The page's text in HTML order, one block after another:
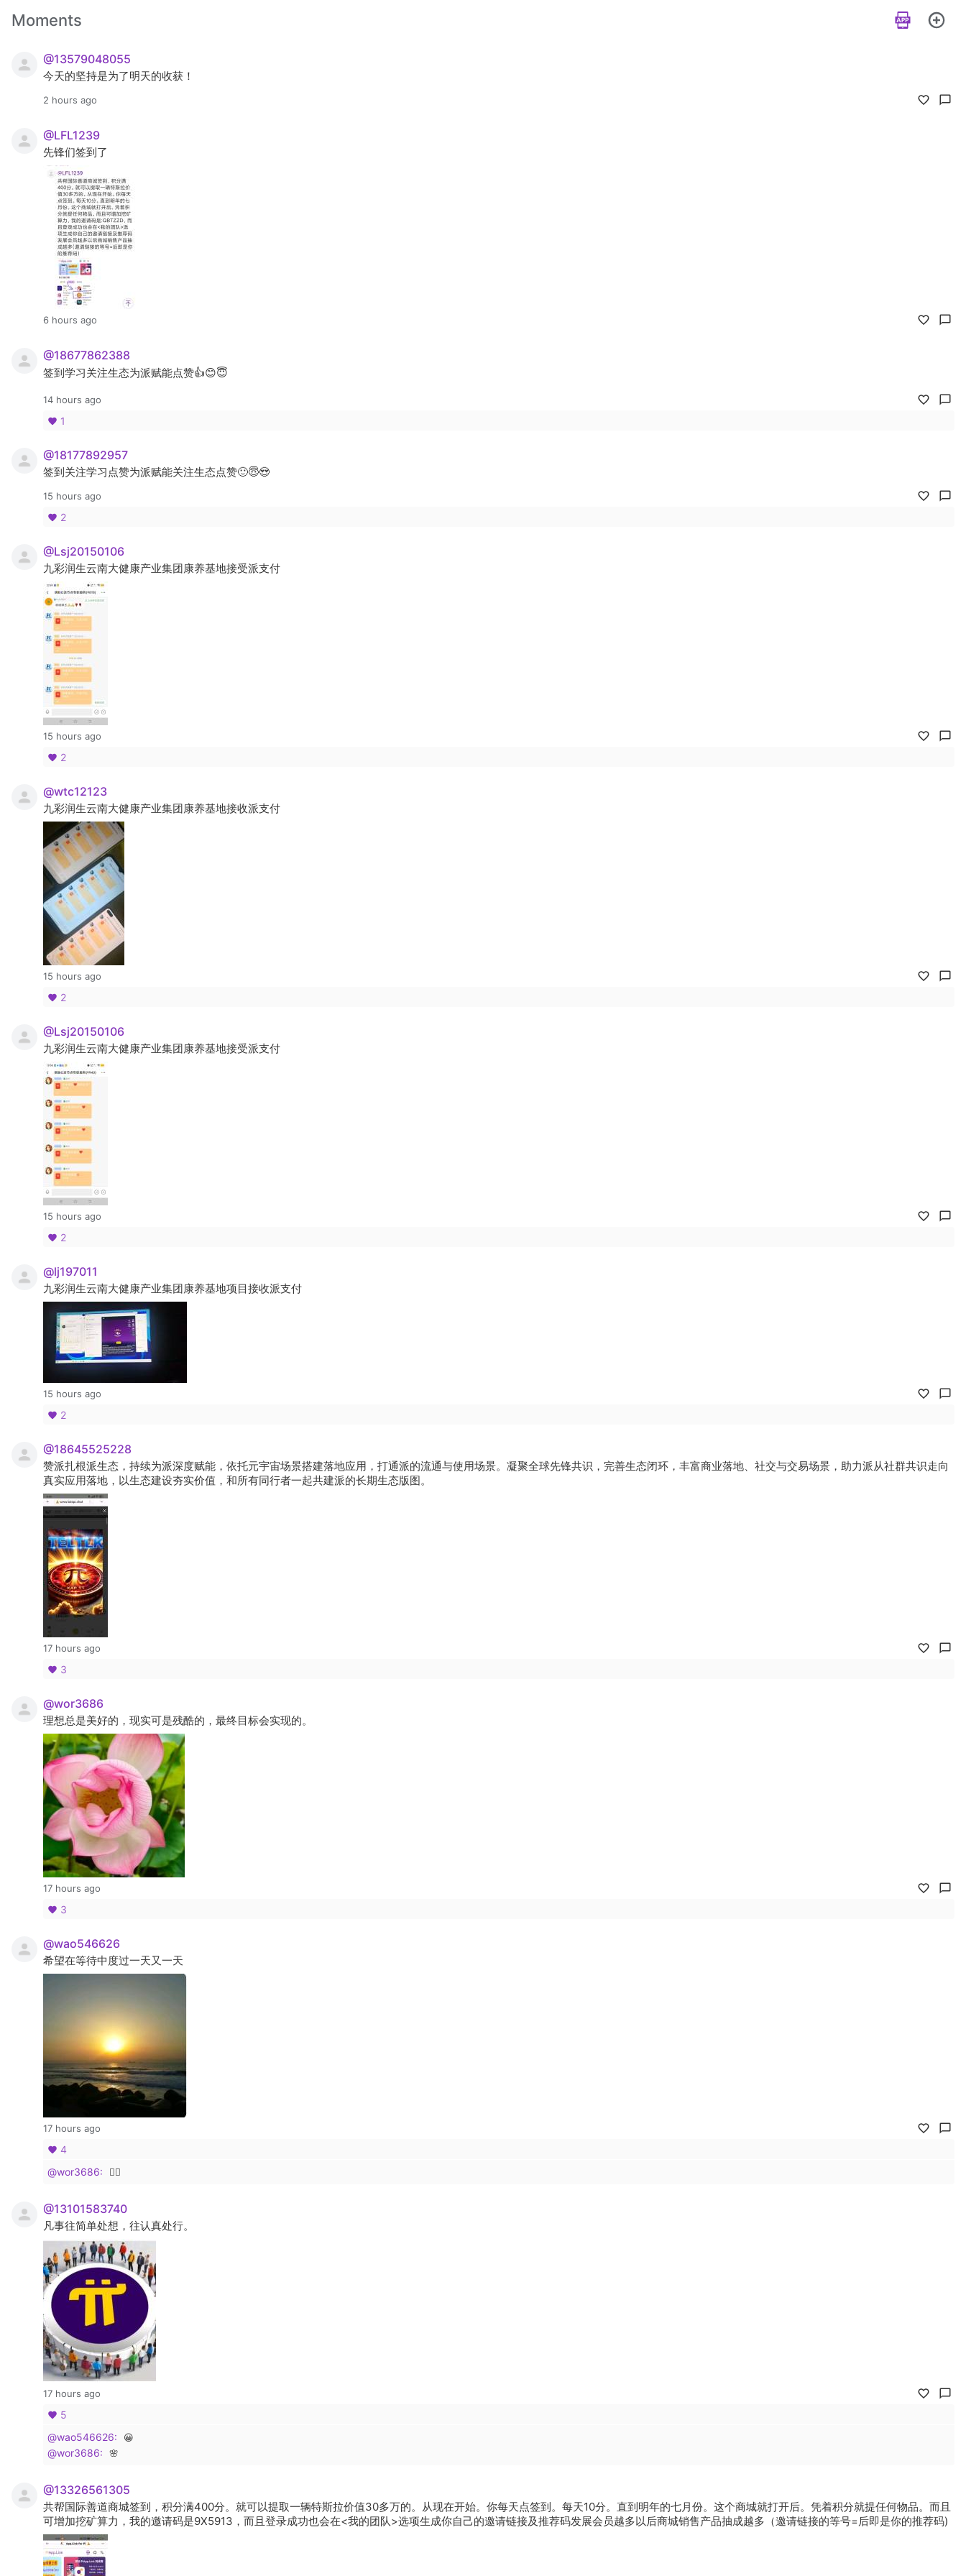
Moments
@13579048055
今天的坚持是为了明天的收获！
2 hours ago
@LFL1239
先锋们签到了
6 hours ago
@18677862388
签到学习关注生态为派赋能点赞👍😊😇
14 hours ago
1
@18177892957
签到关注学习点赞为派赋能关注生态点赞🙂😇😍
15 hours ago
2
@Lsj20150106
九彩润生云南大健康产业集团康养基地接受派支付
15 hours ago
2
@wtc12123
九彩润生云南大健康产业集团康养基地接收派支付
15 hours ago
2
@Lsj20150106
九彩润生云南大健康产业集团康养基地接受派支付
15 hours ago
2
@lj197011
九彩润生云南大健康产业集团康养基地项目接收派支付
15 hours ago
2
@18645525228
赞派扎根派生态，持续为派深度赋能，依托元宇宙场景搭建落地应用，打通派的流通与使用场景。凝聚全球先锋共识，完善生态闭环，丰富商业落地、社交与交易场景，助力派从社群共识走向
真实应用落地，以生态建设夯实价值，和所有同行者一起共建派的长期生态版图。
17 hours ago
3
@wor3686
理想总是美好的，现实可是残酷的，最终目标会实现的。
17 hours ago
3
@wao546626
希望在等待中度过一天又一天
17 hours ago
4
@wor3686:
👍🏻
@13101583740
凡事往简单处想，往认真处行。
17 hours ago
5
@wao546626:
😀
@wor3686: 🌸
@13326561305
共帮国际善道商城签到，积分满400分。就可以提取一辆特斯拉价值30多万的。从现在开始。你每天点签到。每天10分。直到明年的七月份。这个商城就打开后。凭着积分就提任何物品。而且
可增加挖矿算力，我的邀请码是9X5913，而且登录成功也会在<我的团队>选项生成你自己的邀请链接及推荐码发展会员越多以后商城销售产品抽成越多（邀请链接的等号=后即是你的推荐码)